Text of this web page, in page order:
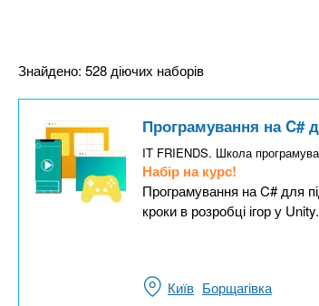
Знайдено: 528 діючих наборів
Програмування на C#
IT FRIENDS. Школа
Набір на курс!
Програмування на C# для
кроки в розробці ігор у
Київ Борщагівка